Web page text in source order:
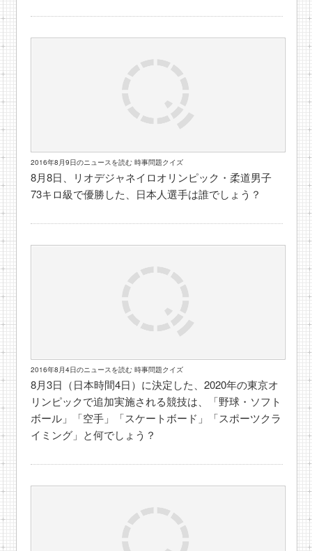
2016年8月9日のニュースを読む 時事問題クイズ
8月8日、リオデジャネイロオリンピック・柔道男子
73キロ級で優勝した、日本人選手は誰でしょう？
2016年8月4日のニュースを読む 時事問題クイズ
8月3日（日本時間4日）に決定した、2020年の東京オ
リンピックで追加実施される競技は、「野球・ソフト
ボール」「空手」「スケートボード」「スポーツクラ
イミング」と何でしょう？